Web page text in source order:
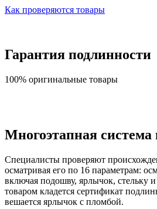
Как проверяются товары
Гарантия подлинности
100% оригинальные товары
Многоэтапная
Специалисты проверяют
осматривая его по 16 параметрам:
включая подошву, ярлычок, стельку
товаром кладется сертификат
вешается ярлычок с пломбой.